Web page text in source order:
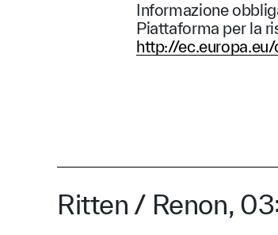
Informazione
Piattaforma per la
http://
Ritten / Renon, 03